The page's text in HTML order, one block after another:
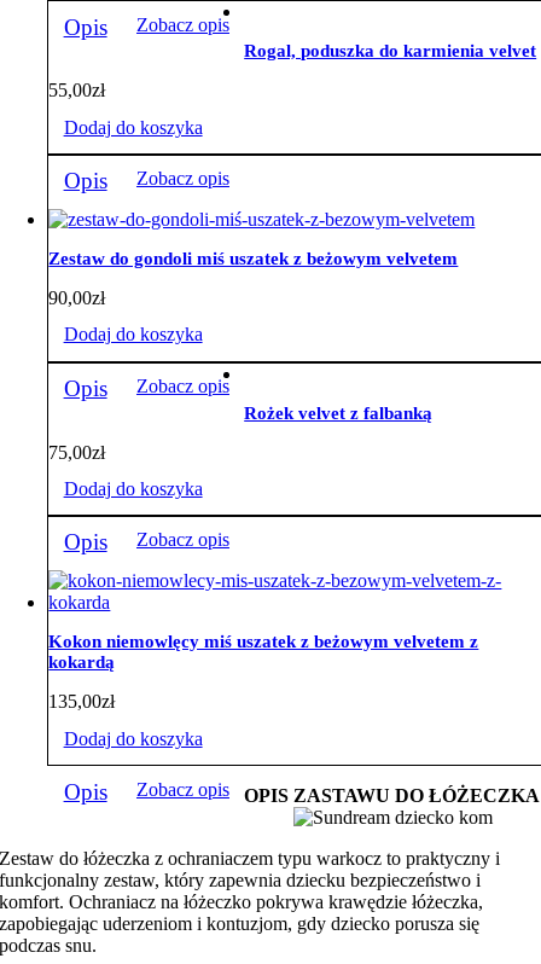
Opis Zobacz opis
Rogal, poduszka do karmienia velvet
55,00zł
Dodaj do koszyka
Opis Zobacz opis
Zestaw do gondoli miś uszatek z beżowym velvetem
90,00zł
Dodaj do koszyka
Opis Zobacz opis
Rożek velvet z falbanką
75,00zł
Dodaj do koszyka
Opis Zobacz opis
Kokon niemowlęcy miś uszatek z beżowym velvetem z
kokardą
135,00zł
Dodaj do koszyka
Opis Zobacz opis OPIS ZASTAWU DO ŁÓŻECZKA
Zestaw do łóżeczka z ochraniaczem typu warkocz to praktyczny i
funkcjonalny zestaw, który zapewnia dziecku bezpieczeństwo i
komfort. Ochraniacz na łóżeczko pokrywa krawędzie łóżeczka,
zapobiegając uderzeniom i kontuzjom, gdy dziecko porusza się
podczas snu.